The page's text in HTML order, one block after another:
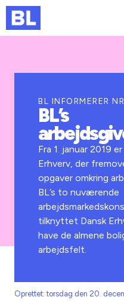
Kurser og arrangementer
Jobportalen
BL INFORMERER
BL’s
Fra 1. januar 2019
Erhverv, der
opgaver omkring
BL’s to nuværende
tilknyttet Dansk
have de almene
arbejdsfelt.
Oprettet: torsdag den 20.